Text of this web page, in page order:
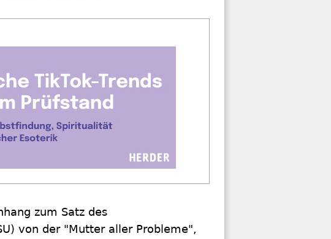
zum Satz des
von der "Mutter aller Probleme",